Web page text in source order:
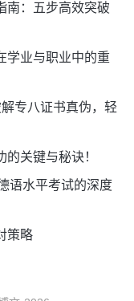
南：五步高效突破
学业与职业中的重
专八证书真伪，轻
关键与秘诀！
语水平考试的深度
策略